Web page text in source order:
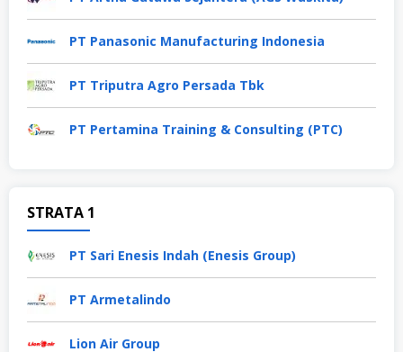
PT Panasonic Manufacturing Indonesia
PT Triputra Agro Persada Tbk
PT Pertamina Training & Consulting (PTC)
STRATA 1
PT Sari Enesis Indah (Enesis Group)
PT Armetalindo
Lion Air Group